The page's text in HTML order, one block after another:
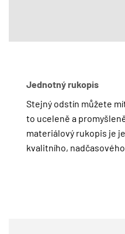
Jednotný rukopis
Stejný odstín můžete
to uceleně a
materiálový rukopis je
kvalitního,